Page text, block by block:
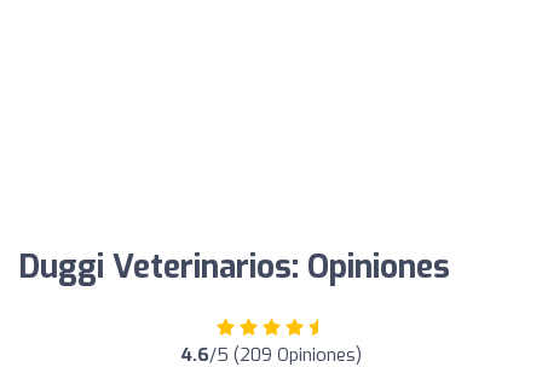
Duggi Veterinarios: Opiniones
4.6/5 (209 Opiniones)